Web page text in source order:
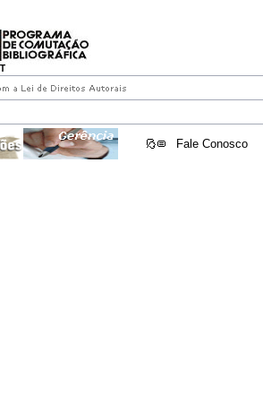
Fale Conosco